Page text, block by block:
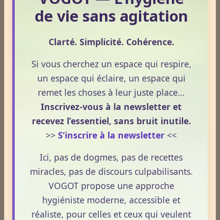
par lequel le corps retrouve un fonctionnement plus
fluide, plus cohérent et plus équilibré grâce à une
hygiène de vie adaptée.
Huile de CBD et médicaments : quels effets sur votre
métabolisme ?
Le 13/05/2026
Le CBD suscite un intérêt croissant, notamment
lorsqu’il est question de métabolisme et de prise de
médicaments. Pourtant, la compréhension de ces
interactions reste souvent floue. En 2026, le cadre
légal français impose des règles strictes : seuls les
usages externes du CBD sont autorisés. Cet article
propose une mise au point claire et accessible pour
Lire la suite
de vie sans agitation
Clarté. Simplicité. Cohérence.
Si vous cherchez un espace qui respire,
un espace qui éclaire, un espace qui
remet les choses à leur juste place…
Inscrivez-vous à la newsletter et
recevez l’essentiel, sans bruit inutile.
>> S’inscrire à la newsletter <<
Ici, pas de dogmes, pas de recettes
miracles, pas de discours culpabilisants.
VOGOT propose une approche
hygiéniste moderne, accessible et
réaliste, pour celles et ceux qui veulent